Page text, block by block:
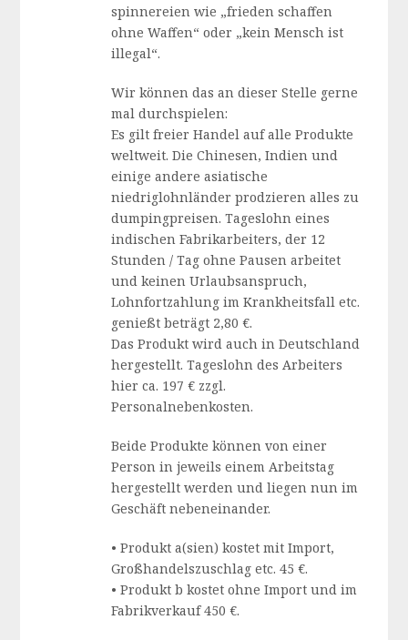
spinnereien wie „frieden schaffen
ohne Waffen“ oder „kein Mensch ist
illegal“.
Wir können das an dieser Stelle gerne
mal durchspielen:
Es gilt freier Handel auf alle Produkte
weltweit. Die Chinesen, Indien und
einige andere asiatische
niedriglohnländer prodzieren alles zu
dumpingpreisen. Tageslohn eines
indischen Fabrikarbeiters, der 12
Stunden / Tag ohne Pausen arbeitet
und keinen Urlaubsanspruch,
Lohnfortzahlung im Krankheitsfall etc.
genießt beträgt 2,80 €.
Das Produkt wird auch in Deutschland
hergestellt. Tageslohn des Arbeiters
hier ca. 197 € zzgl.
Personalnebenkosten.
Beide Produkte können von einer
Person in jeweils einem Arbeitstag
hergestellt werden und liegen nun im
Geschäft nebeneinander.
• Produkt a(sien) kostet mit Import,
Großhandelszuschlag etc. 45 €.
• Produkt b kostet ohne Import und im
Fabrikverkauf 450 €.